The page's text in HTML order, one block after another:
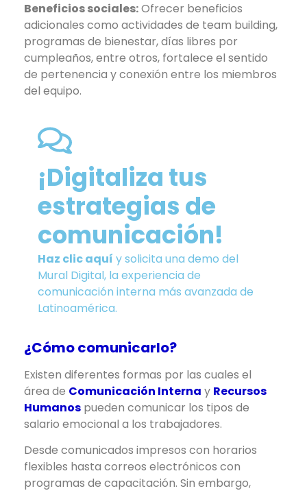
Beneficios sociales:Ofrecer beneficios
adicionales como actividades de team building,
programas de bienestar, días libres por
cumpleaños, entre otros, fortalece el sentido
de pertenencia y conexión entre los miembros
del equipo.
¡Digitaliza tus
estrategias de
comunicación!
Haz clic aquí y solicita una demo del
Mural Digital, la experiencia de
comunicación interna más avanzada de
Latinoamérica.
¿Cómo comunicarlo?
Existen diferentes formas por las cuales el
área de Comunicación Interna y Recursos
Humanos pueden comunicar los tipos de
salario emocional a los trabajadores.
Desde comunicados impresos con horarios
flexibles hasta correos electrónicos con
programas de capacitación. Sin embargo,